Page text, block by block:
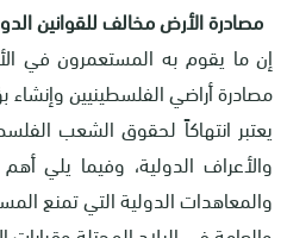
مصادرة الأرض مخالف للقوانين
إن ما يقوم به المستعمرون في
مصادرة أراضي الفلسطينيين
يعتبر انتهاكاً لحقوق الشعب
والأعراف الدولية، وفيما يلي
والمعاهدات الدولية التي تمنع